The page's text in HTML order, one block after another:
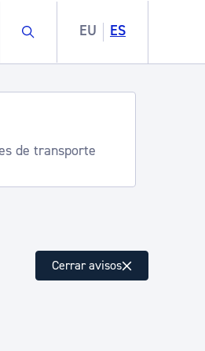
Buscar EU ES
de transporte
Cerrar avisos